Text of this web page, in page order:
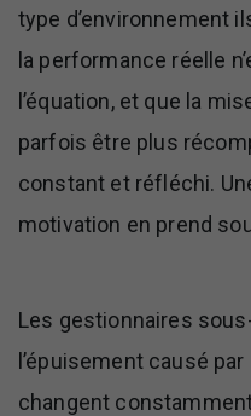
type d’environnement
la performance réelle
l’équation, et que la
parfois être plus
constant et réfléchi.
motivation en prend
Les gestionnaires
l’épuisement causé
changent